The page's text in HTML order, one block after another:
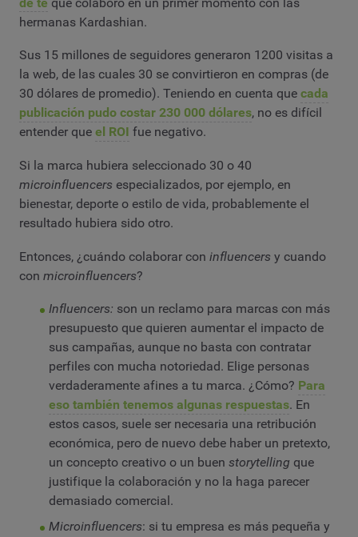
hermanas Kardashian.
Sus 15 millones de seguidores generaron 1200 visitas a
la web, de las cuales 30 se convirtieron en compras (de
30 dólares de promedio). Teniendo en cuenta que cada
publicación pudo costar 230 000 dólares, no es difícil
entender que el ROI fue negativo.
Si la marca hubiera seleccionado 30 o 40
microinfluencers especializados, por ejemplo, en
bienestar, deporte o estilo de vida, probablemente el
resultado hubiera sido otro.
Entonces, ¿cuándo colaborar con influencers y cuando
con microinfluencers?
Influencers: son un reclamo para marcas con más
presupuesto que quieren aumentar el impacto de
sus campañas, aunque no basta con contratar
perfiles con mucha notoriedad. Elige personas
verdaderamente afines a tu marca. ¿Cómo? Para
eso también tenemos algunas respuestas. En
estos casos, suele ser necesaria una retribución
económica, pero de nuevo debe haber un pretexto,
un concepto creativo o un buen storytelling que
justifique la colaboración y no la haga parecer
demasiado comercial.
Microinfluencers: si tu empresa es más pequeña y